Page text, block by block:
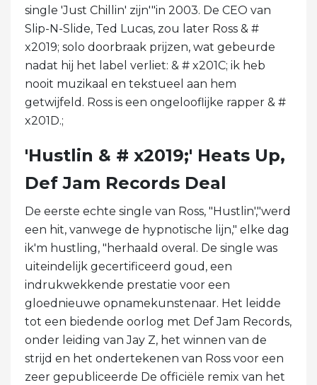
single 'Just Chillin' zijn'"in 2003. De CEO van
Slip-N-Slide, Ted Lucas, zou later Ross & #
x2019; solo doorbraak prijzen, wat gebeurde
nadat hij het label verliet: & # x201C; ik heb
nooit muzikaal en tekstueel aan hem
getwijfeld. Ross is een ongelooflijke rapper & #
x201D.;
'Hustlin & # x2019;' Heats Up,
Def Jam Records Deal
De eerste echte single van Ross, "Hustlin',"werd
een hit, vanwege de hypnotische lijn," elke dag
ik'm hustling, "herhaald overal. De single was
uiteindelijk gecertificeerd goud, een
indrukwekkende prestatie voor een
gloednieuwe opnamekunstenaar. Het leidde
tot een biedende oorlog met Def Jam Records,
onder leiding van Jay Z, het winnen van de
strijd en het ondertekenen van Ross voor een
zeer gepubliceerde De officiële remix van het